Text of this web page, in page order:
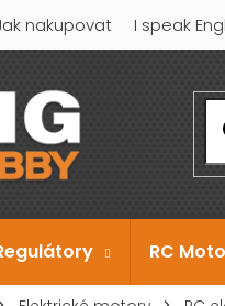
nakupovat I speak
RC